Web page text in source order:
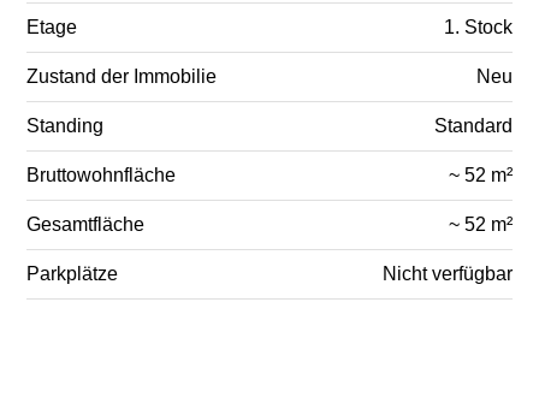
Etage 1. Stock
Zustand der Immobilie Neu
Standing Standard
Bruttowohnfläche ~ 52 m²
Gesamtfläche ~ 52 m²
Parkplätze Nicht verfügbar